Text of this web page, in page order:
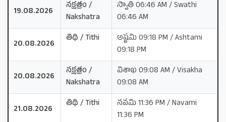
19.08.2026
నక్షత్రం /
Nakshatra
స్వాతి 06:46 AM / Swathi
06:46 AM
20.08.2026
తిథి / Tithi
అష్టమి 09:18 PM / Ashtami
09:18 PM
20.08.2026
నక్షత్రం /
Nakshatra
విశాఖ 09:08 AM / Visakha
09:08 AM
21.08.2026
తిథి / Tithi
నవమి 11:36 PM / Navami
11:36 PM